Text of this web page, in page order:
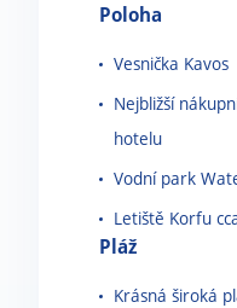
Poloha
Vesnička Kavos
Nejbližší
hotelu
Vodní park
Letiště Korfu
Pláž
Krásná široká